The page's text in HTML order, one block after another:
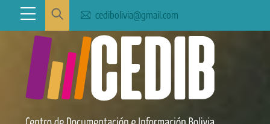
content
Menu cedibolivia@gmail.com